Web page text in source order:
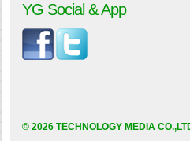
YG Social & App
© 2026 TECHNOLOGY MEDIA